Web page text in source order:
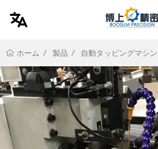
ホーム 製品 自動タッピングマシン